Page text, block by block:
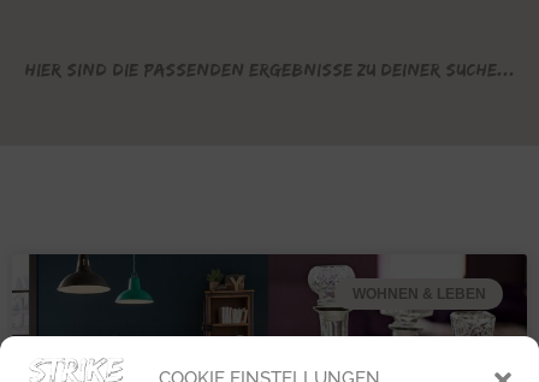
Hier sind die passenden Ergebnisse zu deiner Suche...
WOHNEN & LEBEN